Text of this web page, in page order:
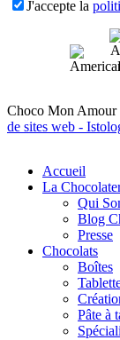
J'accepte la
Choco Mon
de sites web -
Accueil
La
Qui
Blog
Presse
Chocolats
Boîtes
Pâte à